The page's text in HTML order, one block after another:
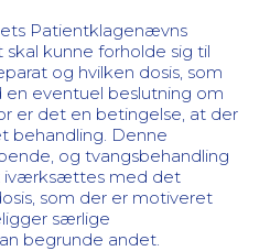
Patientklagenævns
kunne forholde sig til
og hvilken dosis, som
en eventuel beslutning om
er det en betingelse, at der
behandling. Denne
og tvangsbehandling
iværksættes med det
som der er motiveret
særlige
begrunde andet.